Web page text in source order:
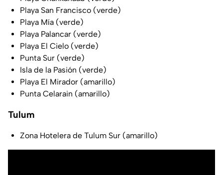
Playa San Francisco (verde)
Playa Mía (verde)
Playa Palancar (verde)
Playa El Cielo (verde)
Punta Sur (verde)
Isla de la Pasión (verde)
Playa El Mirador (amarillo)
Punta Celarain (amarillo)
Tulum
Zona Hotelera de Tulum Sur (amarillo)